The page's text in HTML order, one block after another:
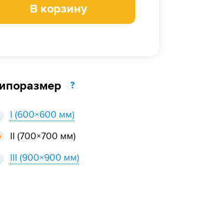
В корзину
?
I (600×600 мм)
II (700×700 мм)
III (900×900 мм)